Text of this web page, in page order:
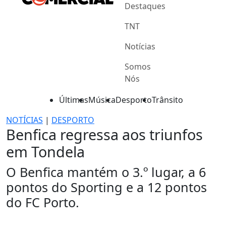
Destaques
TNT
Notícias
Somos
Nós
ÚltimasMúsicaDesportoTrânsito
NOTÍCIAS | DESPORTO
Benfica regressa aos triunfos
em Tondela
O Benfica mantém o 3.º lugar, a 6
pontos do Sporting e a 12 pontos
do FC Porto.